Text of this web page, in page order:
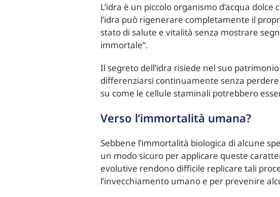
L’idra è un piccolo organismo d’acqua
l’idra può rigenerare completamente il
stato di salute e vitalità senza mostrare
immortale”.
Il segreto dell’idra risiede nel suo
differenziarsi continuamente senza
su come le cellule staminali potrebbero
Verso l’immortalità umana?
Sebbene l’immortalità biologica di alcune
un modo sicuro per applicare queste
evolutive rendono difficile replicare tali
l’invecchiamento umano e per prevenire